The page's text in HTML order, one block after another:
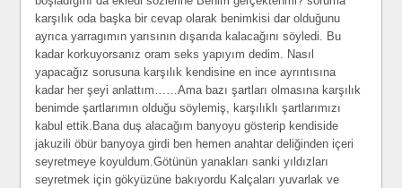
karşılık oda başka bir cevap olarak benimkisi dar olduğunu
ayrıca yarragımın yarısının dışarıda kalacağını söyledi. Bu
kadar korkuyorsanız oram seks yapıyım dedim. Nasıl
yapacağız sorusuna karşılık kendisine en ince ayrıntısına
kadar her şeyi anlattım……Ama bazı şartları olmasına karşılık
benimde şartlarımın olduğu söylemiş, karşılıklı şartlarımızı
kabul ettik.Bana duş alacağım banyoyu gösterip kendiside
jakuzili öbür banyoya girdi ben hemen anahtar deliğinden içeri
seyretmeye koyuldum.Götünün yanakları sanki yıldızları
seyretmek için gökyüzüne bakıyordu Kalçaları yuvarlak ve